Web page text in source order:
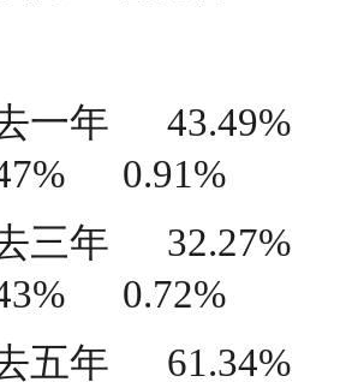
0.91%
0.72%